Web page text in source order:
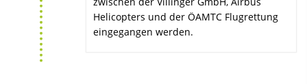
Helicopters und der ÖAMTC Flugrettung
eingegangen werden.